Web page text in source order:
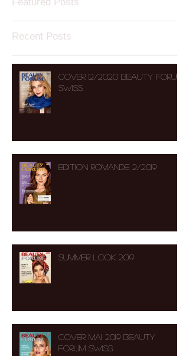
Featured Posts
Recent Posts
COVER 12/2020 BEAUTY FORUM
SWISS
Edition Romande 2/2019
Summer Look 2019
Cover Mai 2019 Beauty
Forum Swiss